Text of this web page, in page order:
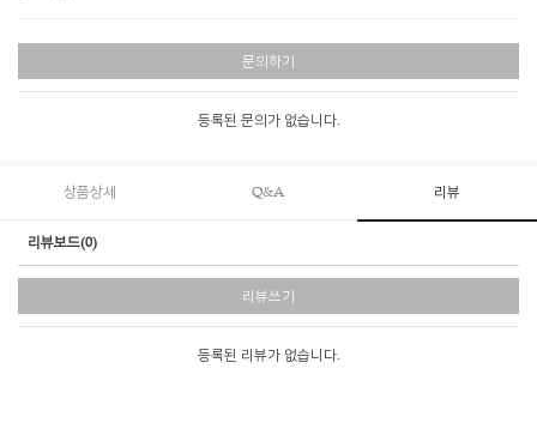
문의하기
등록된 문의가 없습니다.
상품상세 Q&A 리뷰
리뷰보드(0)
리뷰쓰기
등록된 리뷰가 없습니다.